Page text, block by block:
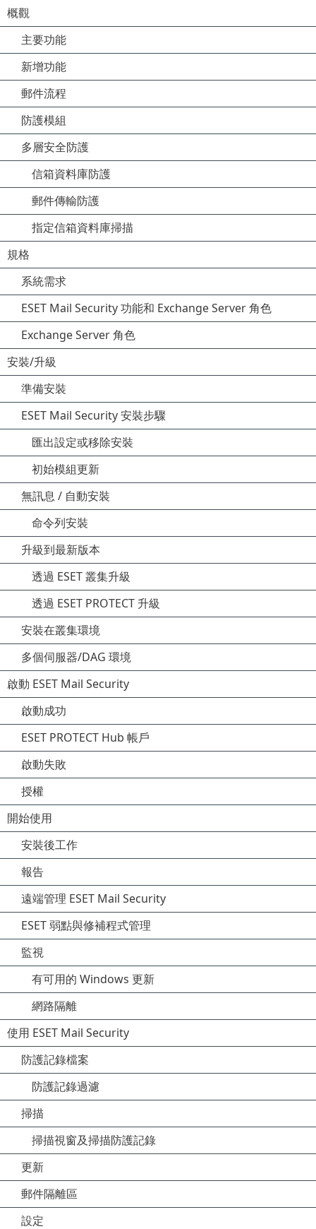
概觀
主要功能
新增功能
郵件流程
防護模組
多層安全防護
信箱資料庫防護
郵件傳輸防護
指定信箱資料庫掃描
規格
系統需求
ESET Mail Security 功能和 Exchange Server 角色
Exchange Server 角色
安裝/升級
準備安裝
ESET Mail Security 安裝步驟
匯出設定或移除安裝
初始模組更新
無訊息 / 自動安裝
命令列安裝
升級到最新版本
透過 ESET 叢集升級
透過 ESET PROTECT 升級
安裝在叢集環境
多個伺服器/DAG 環境
啟動 ESET Mail Security
啟動成功
ESET PROTECT Hub 帳戶
啟動失敗
授權
開始使用
安裝後工作
報告
遠端管理 ESET Mail Security
ESET 弱點與修補程式管理
監視
有可用的 Windows 更新
網路隔離
使用 ESET Mail Security
防護記錄檔案
防護記錄過濾
掃描
掃描視窗及掃描防護記錄
更新
郵件隔離區
設定